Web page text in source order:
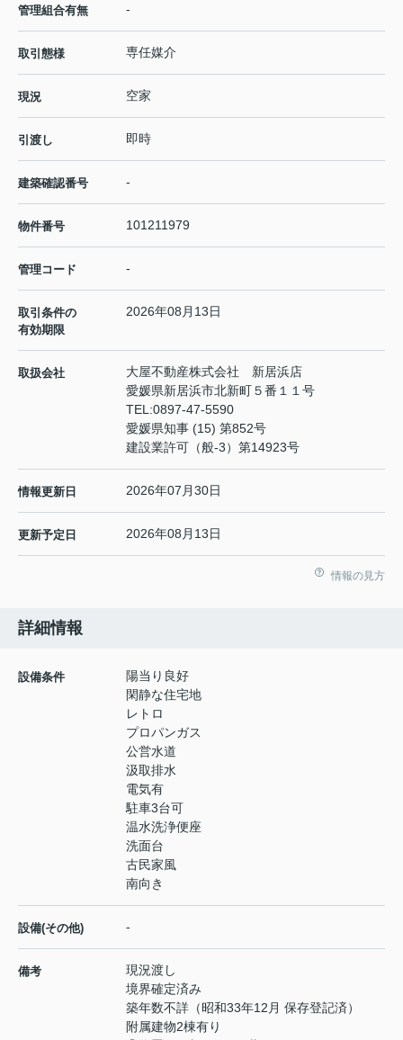
管理組合有無 -
取引態様 専任媒介
現況 空家
引渡し 即時
建築確認番号 -
物件番号 101211979
管理コード -
取引条件の
有効期限
2026年08月13日
取扱会社
大屋不動産株式会社 新居浜店
愛媛県新居浜市北新町５番１１号
TEL:0897-47-5590
愛媛県知事 (15) 第852号
建設業許可（般-3）第14923号
情報更新日 2026年07月30日
更新予定日 2026年08月13日
情報の見方
詳細情報
設備条件
陽当り良好
閑静な住宅地
レトロ
プロパンガス
公営水道
汲取排水
電気有
駐車3台可
温水洗浄便座
洗面台
古民家風
南向き
設備(その他) -
備考
現況渡し
境界確定済み
築年数不詳（昭和33年12月 保存登記済）
附属建物2棟有り